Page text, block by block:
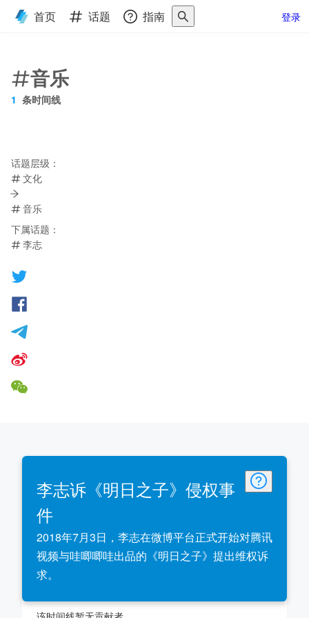
首页 话题 指南 登录
音乐
1 条时间线
话题层级：
文化
音乐
下属话题：
李志
李志诉《明日之子》侵权事
件
2018年7月3日，李志在微博平台正式开始对腾讯
视频与哇唧唧哇出品的《明日之子》提出维权诉
求。